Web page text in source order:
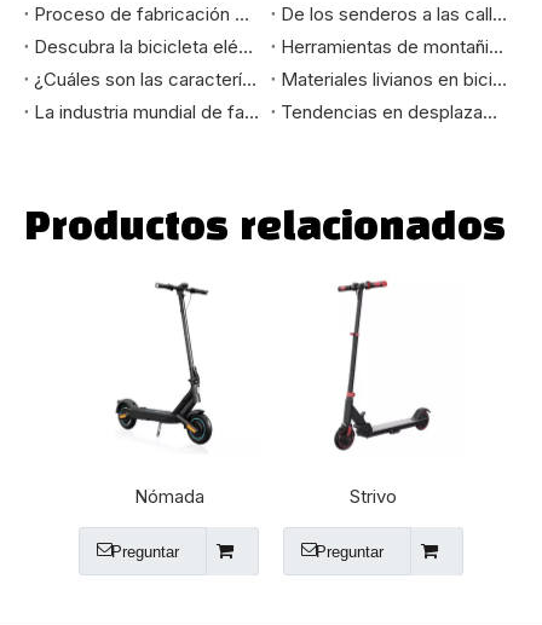
Proceso de fabricación OEM de bicicletas eléctricas: una guía para el comprador B2B
De los senderos a las calles de la ciudad: cómo seleccionar la bicicleta de montaña que realmente se adapta a sus necesidades
Descubra la bicicleta eléctrica de montaña de 24 pulgadas: su mejor compañera de paseo
Herramientas de montañismo y aventura: cómo las bicicletas eléctricas de montaña cambian la experiencia del ciclismo al aire libre
¿Cuáles son las características de las bicicletas de alto estándar exportadas a los mercados europeo y americano?
Materiales livianos en bicicletas eléctricas: mejora de la velocidad, el alcance y la durabilidad
La industria mundial de fabricación de bicicletas: evolución y tendencias futuras
Tendencias en desplazamientos urbanos: por qué las bicicletas urbanas son la opción ideal para el futuro
Productos relacionados
Nómada
Preguntar
Strivo
Preguntar